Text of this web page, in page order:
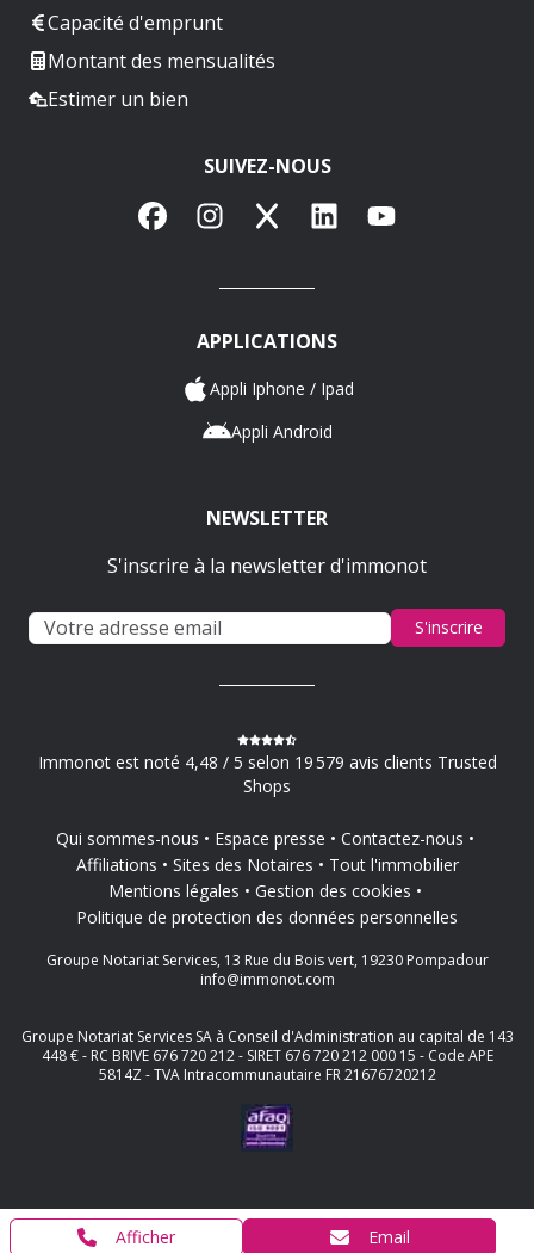
Afficher Email
Capacité d'emprunt
Montant des mensualités
Estimer un bien
SUIVEZ-NOUS
FacebookInstagram
X LinkedInYouTube
APPLICATIONS
Appli Iphone / Ipad
Appli Android
NEWSLETTER
S'inscrire à la newsletter d'immonot
S'inscrire
Immonot est noté 4,48 / 5 selon 19 579 avis clients Trusted
Shops
Qui sommes-nous Espace presse
Contactez-nous
Affiliations
Sites des Notaires
Tout l'immobilier
Mentions légales
Gestion des cookies
Politique de protection des données personnelles
Groupe Notariat Services, 13 Rue du Bois vert, 19230 Pompadour
info@immonot.com
Groupe Notariat Services SA à Conseil d'Administration au capital de 143
448 € - RC BRIVE 676 720 212 - SIRET 676 720 212 000 15 - Code APE
5814Z - TVA Intracommunautaire FR 21676720212